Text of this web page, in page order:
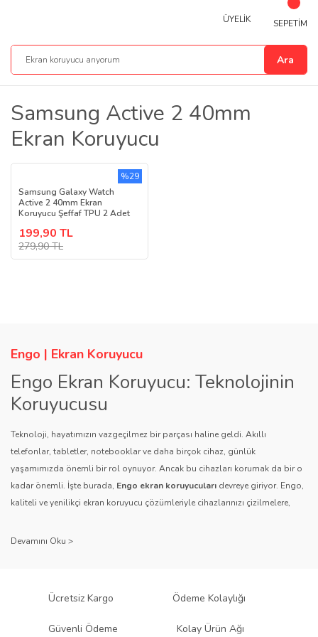
Ara
ÜYELİK SEPETİM
Samsung Active 2 40mm
Ekran Koruyucu
Samsung Galaxy Watch
Active 2 40mm Ekran
Koruyucu Şeffaf TPU 2 Adet
199,90 TL
279,90 TL
%29
Engo | Ekran Koruyucu
Engo Ekran Koruyucu: Teknolojinin
Koruyucusu
Teknoloji, hayatımızın vazgeçilmez bir parçası haline geldi. Akıllı
telefonlar, tabletler, notebooklar ve daha birçok cihaz, günlük
yaşamımızda önemli bir rol oynuyor. Ancak bu cihazları korumak da bir o
kadar önemli. İşte burada, Engo ekran koruyucuları devreye giriyor. Engo,
kaliteli ve yenilikçi ekran koruyucu çözümleriyle cihazlarınızı çizilmelere,
sağlıyor.
Engo ekran koruyucuları
, uzun yıllara dayanan tecrübesi ve teknolojiye
ürününü titiz bir kalite kontrol sürecinden geçirir. Kullanıcı dostu tasarımı
Ücretsiz Kargo Ödeme Kolaylığı
Güvenli Ödeme Kolay Ürün Ağı